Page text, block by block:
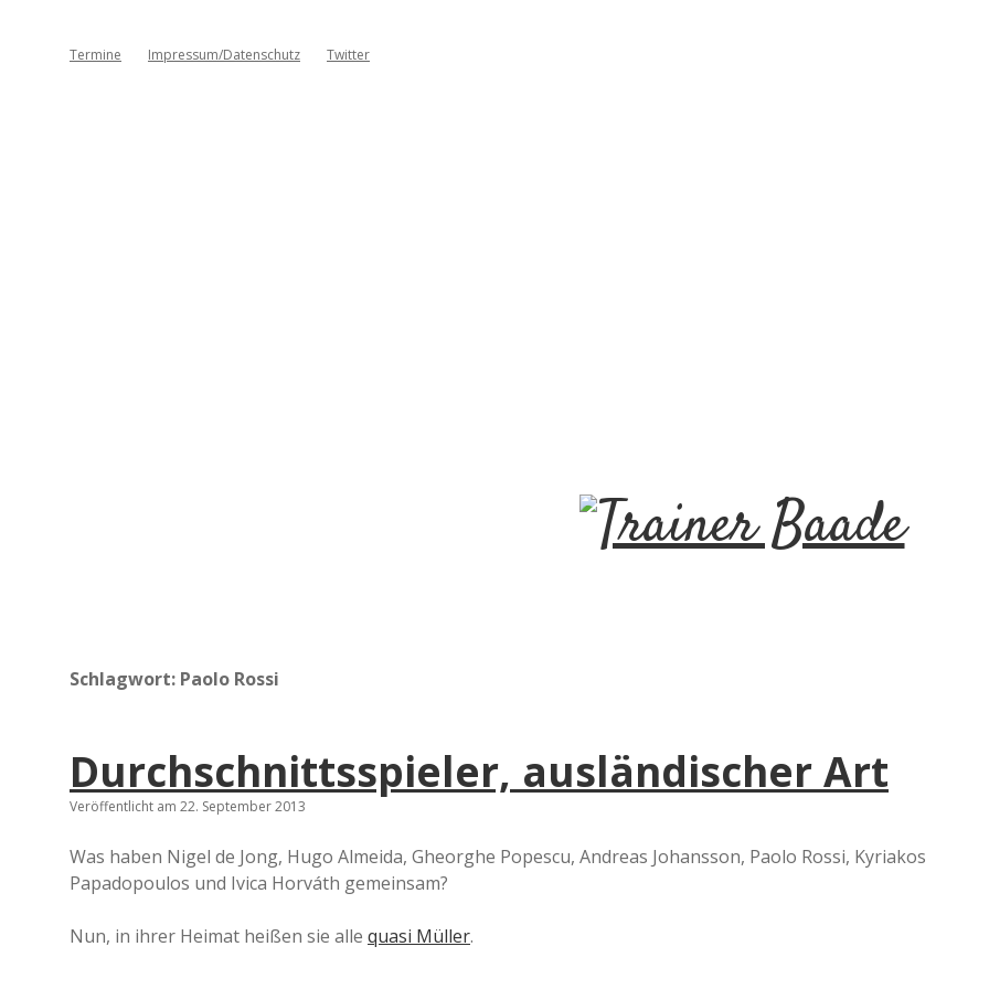
Termine Impressum/Datenschutz Twitter
T
n
e
Schlagwort: Paolo Rossi
Durchschnittsspieler, ausländischer Art
Veröffentlicht am 22. September 2013
Was haben Nigel de Jong, Hugo Almeida, Gheorghe Popescu, Andreas Johansson, Paolo Rossi, Kyriakos
Papadopoulos und Ivica Horváth gemeinsam?
Nun, in ihrer Heimat heißen sie alle quasi Müller.